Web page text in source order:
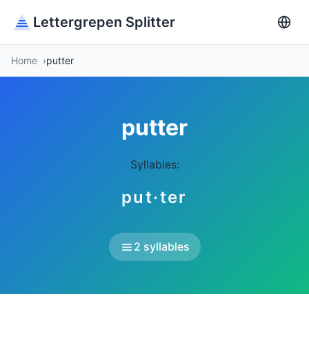
Lettergrepen Splitter
Home putter
putter
Syllables:
put·ter
2 syllables